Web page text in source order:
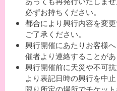
必ずお持ちください。
都合により興行内容を変
ご了承ください。
興行開催にあたりお客様
催者より連絡することがあ
興行開催前に天災や不可
より表記日時の興行を中
限り所定の場所でチケッ